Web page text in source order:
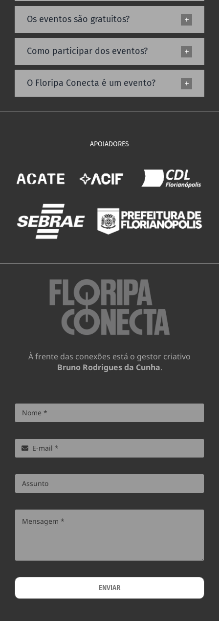
Os eventos são gratuitos?
Como participar dos eventos?
O Floripa Conecta é um evento?
APOIADORES
À frente das conexões está o gestor criativo
Bruno Rodrigues da Cunha.
ENVIAR